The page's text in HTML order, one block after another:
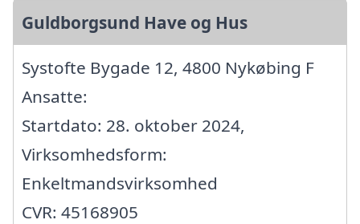
Guldborgsund Have og Hus
Systofte Bygade 12, 4800 Nykøbing F
Ansatte:
Startdato: 28. oktober 2024,
Virksomhedsform:
Enkeltmandsvirksomhed
CVR: 45168905